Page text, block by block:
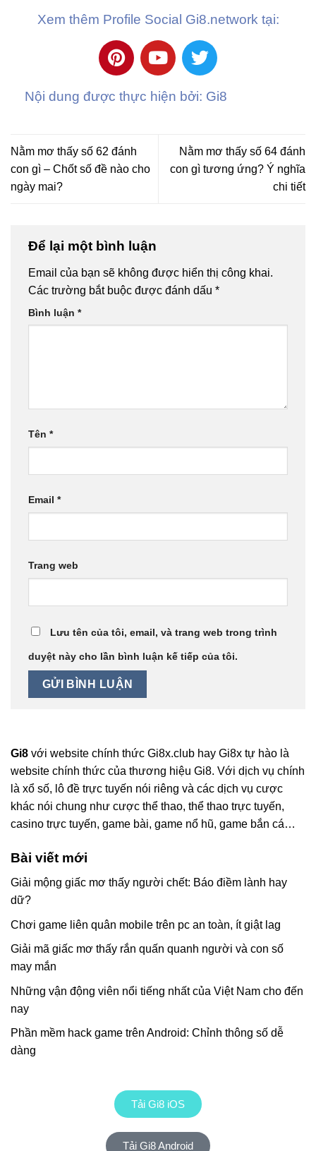
Xem thêm Profile Social Gi8.network tại:
Nội dung được thực hiện bởi: Gi8
Nằm mơ thấy số 62 đánh
con gì – Chốt số đề nào cho
ngày mai?
Nằm mơ thấy số 64 đánh
con gì tương ứng? Ý nghĩa
chi tiết
Để lại một bình luận
Email của bạn sẽ không được hiển thị công khai.
Các trường bắt buộc được đánh dấu *
Bình luận *
Tên *
Email *
Trang web
Lưu tên của tôi, email, và trang web trong trình
duyệt này cho lần bình luận kế tiếp của tôi.
Gi8 với website chính thức Gi8x.club hay Gi8x tự hào là
website chính thức của thương hiệu Gi8. Với dịch vụ chính
là xổ số, lô đề trực tuyến nói riêng và các dịch vụ cược
khác nói chung như cược thể thao, thể thao trực tuyến,
casino trực tuyến, game bài, game nổ hũ, game bắn cá…
Bài viết mới
Giải mộng giấc mơ thấy người chết: Báo điềm lành hay
dữ?
Chơi game liên quân mobile trên pc an toàn, ít giật lag
Giải mã giấc mơ thấy rắn quấn quanh người và con số
may mắn
Những vận động viên nổi tiếng nhất của Việt Nam cho đến
nay
Phần mềm hack game trên Android: Chỉnh thông số dễ
dàng
Tải Gi8 iOS
Tải Gi8 Android